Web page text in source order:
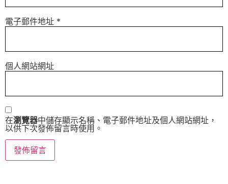
電子郵件地址 *
個人網站網址
在瀏覽器中儲存顯示名稱、電子郵件地址及個人網站網址，
以供下次發佈留言時使用。